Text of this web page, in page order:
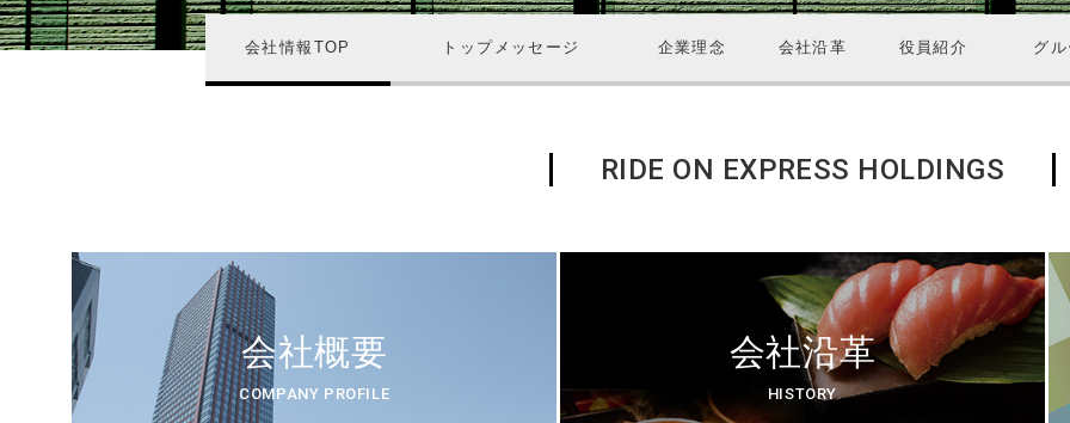
会社情報TOP トップメッセージ 企業理念 会社沿革 役員紹介 グ
RIDE ON EXPRESS HOLDINGS
会社概要
COMPANY PROFILE
会社沿革
HISTORY